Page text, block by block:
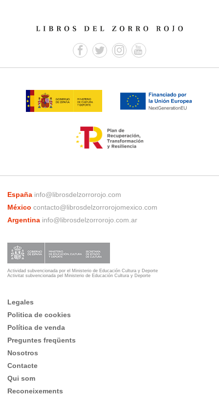
España info@librosdelzorrorojo.com
México contacto@librosdelzorrorojomexico.com
Argentina info@librosdelzorrorojo.com.ar
Actividad subvencionada por el Ministerio de Educación Cultura y Deporte
Activitat subvencionada pel Ministerio de Educación Cultura y Deporte
Legales
Politica de cookies
Política de venda
Preguntes freqüents
Nosotros
Contacte
Qui som
Reconeixements